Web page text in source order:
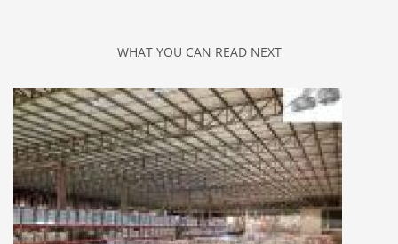
WHAT YOU CAN READ NEXT